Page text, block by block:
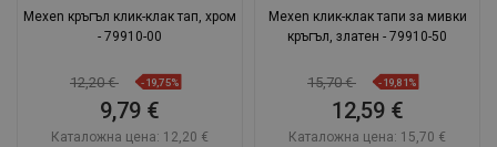
Mexen кръгъл клик-клак тап, хром
- 79910-00
12,20 € -19,75%
9,79 €
Каталожна цена: 12,20 €
Mexen клик-клак тапи за мивки
кръгъл, златен - 79910-50
15,70 € -19,81%
12,59 €
Каталожна цена: 15,70 €